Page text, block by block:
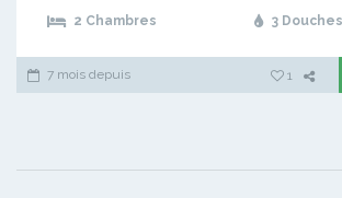
2 Chambres 3 Douches
7 mois depuis 1